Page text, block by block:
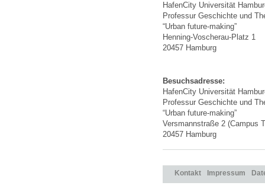
HafenCity Universität
Professur Geschichte und
“Urban future-making”
Henning-Voscherau-Platz 1
20457 Hamburg
Besuchsadresse:
HafenCity Universität
Professur Geschichte und
“Urban future-making”
Versmannstraße 2 (Campus
20457 Hamburg
Kontakt Impressum